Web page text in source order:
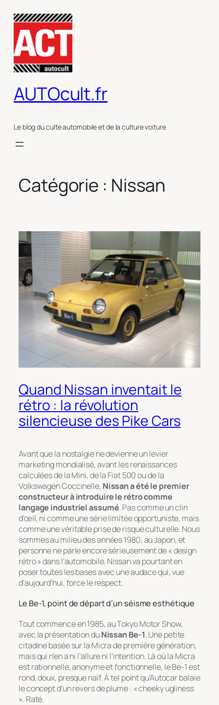
contenu
AUTOcult.fr
Le blog du culte automobile et de la culture voiture
Catégorie : Nissan
Quand Nissan inventait le
rétro : la révolution
silencieuse des Pike Cars
Avant que la nostalgie ne devienne un levier
marketing mondialisé, avant les renaissances
calculées de la Mini, de la Fiat 500 ou de la
Volkswagen Coccinelle, Nissan a été le premier
constructeur à introduire le rétro comme
langage industriel assumé. Pas comme un clin
d’œil, ni comme une série limitée opportuniste, mais
comme une véritable prise de risque culturelle. Nous
sommes au milieu des années 1980, au Japon, et
personne ne parle encore sérieusement de « design
rétro » dans l’automobile. Nissan va pourtant en
poser toutes les bases avec une audace qui, vue
d’aujourd’hui, force le respect.
Le Be-1, point de départ d’un séisme esthétique
Tout commence en 1985, au Tokyo Motor Show,
avec la présentation duNissan Be-1. Une petite
citadine basée sur la Micra de première génération,
mais qui n’en a ni l’allure ni l’intention. Là où la Micra
est rationnelle, anonyme et fonctionnelle, le Be-1 est
rond, doux, presque naïf. À tel point qu’Autocar balaie
le concept d’un revers de plume : « cheeky ugliness
». Raté.